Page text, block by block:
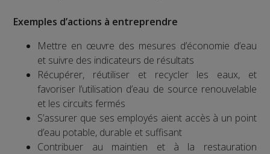
Exemples d’actions à entreprendre
Mettre en œuvre des mesures d’économie d’eau
et suivre des indicateurs de résultats
Récupérer, réutiliser et recycler les eaux, et
favoriser l’utilisation d’eau de source renouvelable
et les circuits fermés
S’assurer que ses employés aient accès à un point
d’eau potable, durable et suffisant
Contribuer au maintien et à la restauration